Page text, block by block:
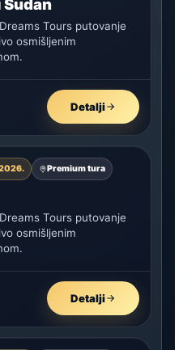
Tours putovanje
osmišljenim
Detalji
Premium tura
Tours putovanje
osmišljenim
Detalji